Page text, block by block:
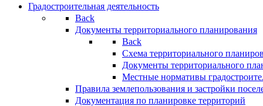
Градостроительная деятельность
Back
Документы территориального планирования
Back
Схема территориального
Документы территориального
Местные нормативы
Правила землепользования и застройки
Документация по планировке территорий